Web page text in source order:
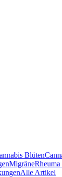
Blüten
Migräne
Alle Artikel